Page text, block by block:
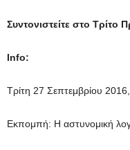
Συντονιστείτε στο Τρίτο
Info:
Τρίτη 27 Σεπτεμβρίου
Εκπομπή: Η αστυνομική